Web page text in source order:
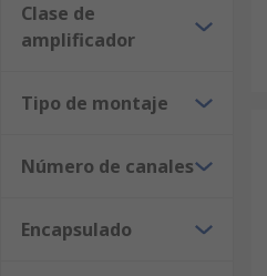
Clase de
amplificador
Tipo de montaje
Número de canales
Encapsulado